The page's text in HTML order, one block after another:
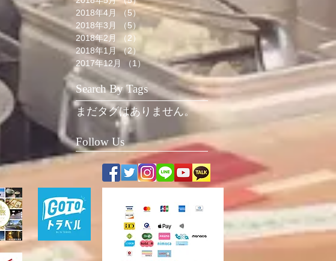
2018年4月
（5）5件の記事
2018年3月
（5）5件の記事
2018年2月
（2）
2018年1月 （2）
2件の記事
2017年12月
（1）1件の記事
Search By Tags
まだタグはありません。
Follow Us